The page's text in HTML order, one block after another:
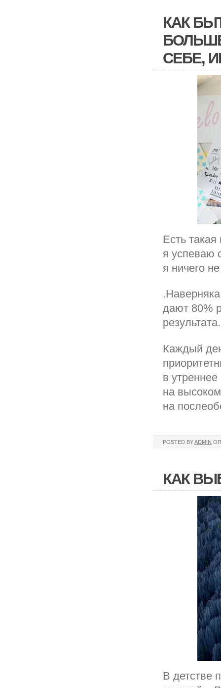
КАК
СЕБЕ,
Есть
я успеваю
я ничего
дают 80%
результата.
Каждый
в
на
на
POSTED BYADMIN
КАК
В детстве